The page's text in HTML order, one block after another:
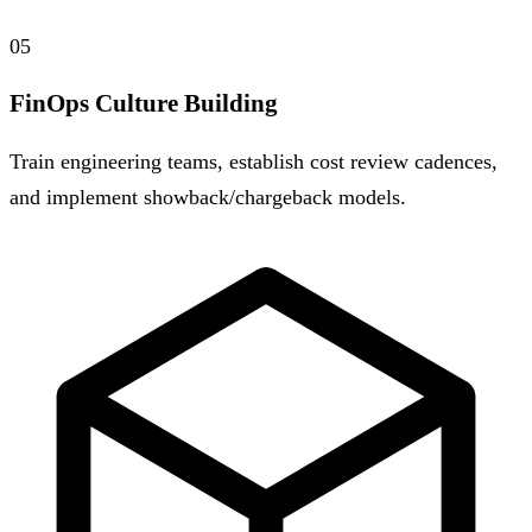
05
FinOps Culture Building
Train engineering teams, establish cost review cadences,
and implement showback/chargeback models.